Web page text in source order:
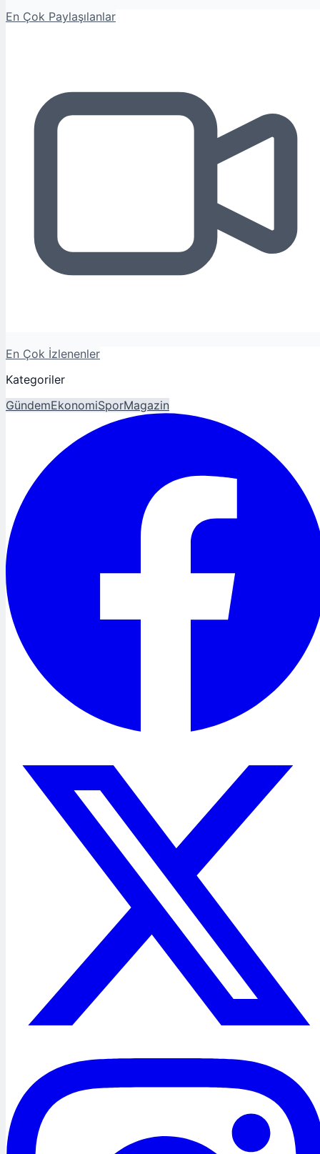
En Çok Paylaşılanlar
En Çok İzlenenler
Kategoriler
GündemEkonomiSporMagazin